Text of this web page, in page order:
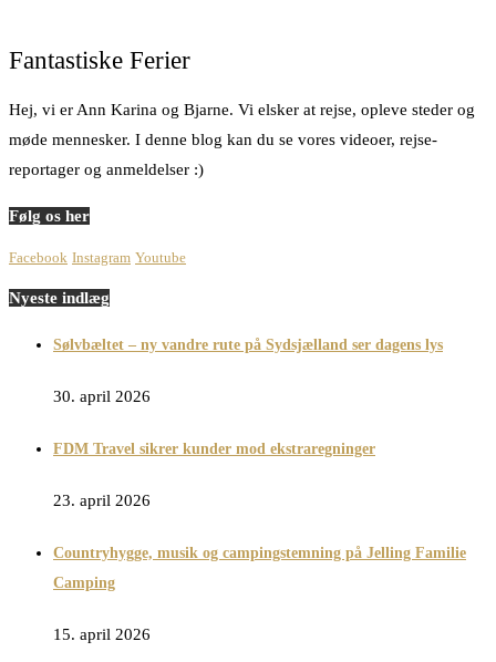
Fantastiske Ferier
Hej, vi er Ann Karina og Bjarne. Vi elsker at rejse, opleve steder og
møde mennesker. I denne blog kan du se vores videoer, rejse-
reportager og anmeldelser :)
Følg os her
Facebook Instagram Youtube
Nyeste indlæg
Sølvbæltet – ny vandre rute på Sydsjælland ser dagens lys
30. april 2026
FDM Travel sikrer kunder mod ekstraregninger
23. april 2026
Countryhygge, musik og campingstemning på Jelling Familie
Camping
15. april 2026